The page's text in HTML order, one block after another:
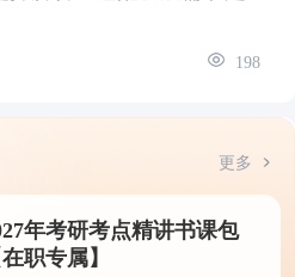
198
更多
年考研考点精讲书课包
在职专属】